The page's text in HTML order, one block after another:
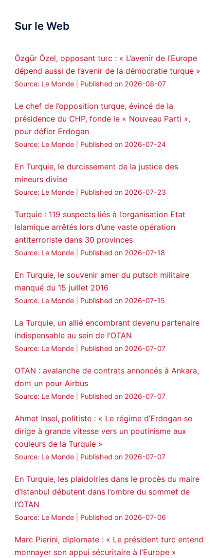
ܟܫܝܪܘܬܐ ܒܘܠܝܬܐ ܚܘܪܐ ܐܒܓܪ
Amitiés kurdes de Bretagne a retweeté
MedyaNews @medyanews_ · 24 Jan 2025
statement on Abdullah Öcalan meeting
#AbdullahÖcalan
#ImralıIsland
🔗https://medyanews.rs/h4lwBwQ
Sur le Web
Özgür Özel, opposant turc : « L’avenir de l’Europe
dépend aussi de l’avenir de la démocratie turque »
Source: Le Monde Published on 2026-08-07
Le chef de l’opposition turque, évincé de la
présidence du CHP, fonde le « Nouveau Parti »,
pour défier Erdogan
Source: Le Monde Published on 2026-07-24
En Turquie, le durcissement de la justice des
mineurs divise
Source: Le Monde Published on 2026-07-23
Turquie : 119 suspects liés à l’organisation Etat
Islamique arrêtés lors d’une vaste opération
antiterroriste dans 30 provinces
Source: Le Monde Published on 2026-07-18
En Turquie, le souvenir amer du putsch militaire
manqué du 15 juillet 2016
Source: Le Monde Published on 2026-07-15
La Turquie, un allié encombrant devenu partenaire
indispensable au sein de l’OTAN
Source: Le Monde Published on 2026-07-07
OTAN : avalanche de contrats annoncés à Ankara,
dont un pour Airbus
Source: Le Monde Published on 2026-07-07
Ahmet Insel, politiste : « Le régime d’Erdogan se
dirige à grande vitesse vers un poutinisme aux
couleurs de la Turquie »
Source: Le Monde Published on 2026-07-07
En Turquie, les plaidoiries dans le procès du maire
d’Istanbul débutent dans l’ombre du sommet de
l’OTAN
Source: Le Monde Published on 2026-07-06
Marc Pierini, diplomate : « Le président turc entend
monnayer son appui sécuritaire à l’Europe »